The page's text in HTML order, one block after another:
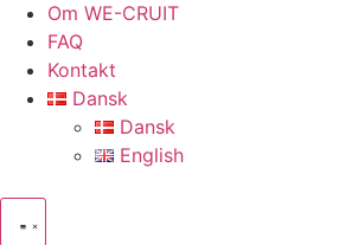
Om WE-CRUIT
FAQ
Kontakt
Dansk
Dansk
English